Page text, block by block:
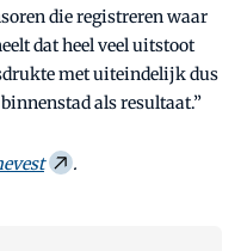
die registreren waar
dat heel veel uitstoot
met uiteindelijk dus
als resultaat.”
.